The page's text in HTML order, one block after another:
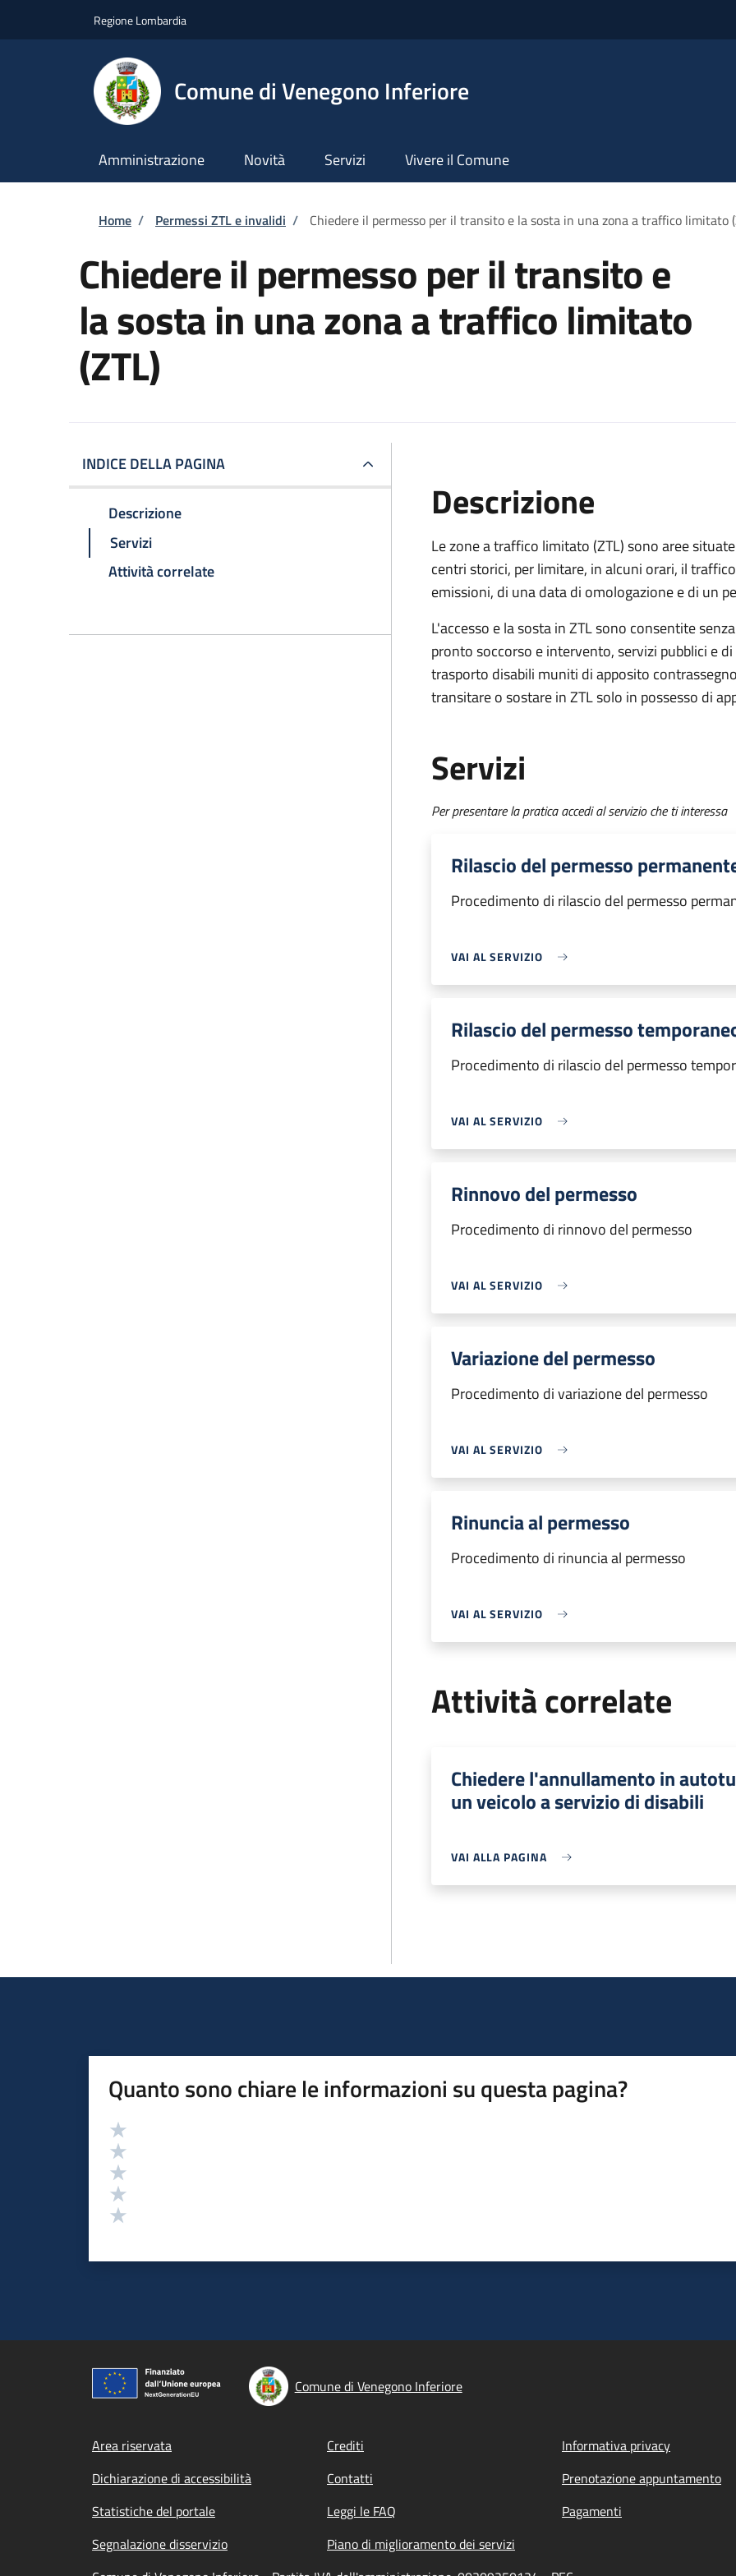
Regione Lombardia
Comune di Venegono Inferiore
Amministrazione Novità Servizi Vivere il Comune
Briciole di pane
Home / Permessi ZTL e invalidi / Chiedere il permesso per il transito e la sosta in una zona a traffico limitato
Chiedere il permesso per il transito e
la sosta in una zona a traffico limitato
(ZTL)
INDICE DELLA PAGINA
Descrizione
Servizi
Attività correlate
Descrizione
Le zone a traffico limitato (ZTL) sono aree
centri storici, per limitare, in alcuni orari, il
emissioni, di una data di omologazione e di un
L'accesso e la sosta in ZTL sono consentite
pronto soccorso e intervento, servizi pubblici e
trasporto disabili muniti di apposito
transitare o sostare in ZTL solo in possesso di
Servizi
Per presentare la pratica accedi al servizio che ti interessa
Rilascio del permesso
Procedimento di rilascio del permesso
VAI AL SERVIZIO
Rilascio del permesso
Procedimento di rilascio del permesso
VAI AL SERVIZIO
Rinnovo del permesso
Procedimento di rinnovo del permesso
VAI AL SERVIZIO
Variazione del permesso
Procedimento di variazione del permesso
VAI AL SERVIZIO
Rinuncia al permesso
Procedimento di rinuncia al permesso
VAI AL SERVIZIO
Attività correlate
Chiedere l'annullamento in
un veicolo a servizio di disabili
VAI ALLA PAGINA
Quanto sono chiare le informazioni su questa pagina?
Valutazione
Comune di Venegono Inferiore
Footer menu
Area riservata Crediti Informativa privacy
Dichiarazione di accessibilità
Contatti Prenotazione appuntamento
Statistiche del portale
Leggi le FAQ Pagamenti
Segnalazione disservizio
Piano di miglioramento dei servizi